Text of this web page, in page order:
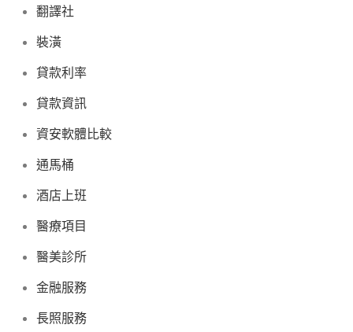
翻譯社
裝潢
貸款利率
貸款資訊
資安軟體比較
通馬桶
酒店上班
醫療項目
醫美診所
金融服務
長照服務